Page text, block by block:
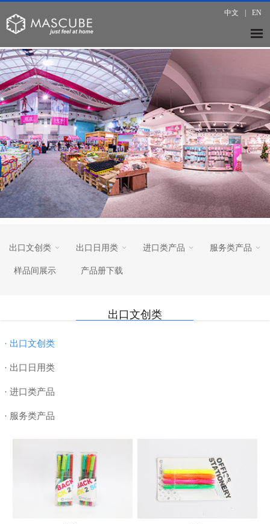
中文 EN
出口文创类 出口日用类 进口类产品 服务类产品
样品间展示 产品册下载
· 书写工具
· 家纺
· 电器数码
· 7000平米样品间
出口文创类
· 出口文创类
· 出口日用类
· 进口类产品
· 服务类产品